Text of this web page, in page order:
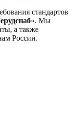
стандартов
». Мы
а также
России.